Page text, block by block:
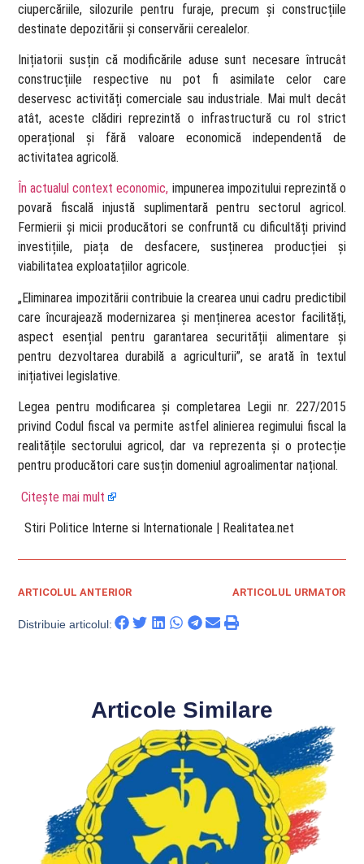
ciupercăriile, silozurile pentru furaje, precum și construcțiile
destinate depozitării și conservării cerealelor.
Inițiatorii susțin că modificările aduse sunt necesare întrucât
construcțiile respective nu pot fi asimilate celor care
deservesc activități comerciale sau industriale. Mai mult decât
atât, aceste clădiri reprezintă o infrastructură cu rol strict
operațional și fără valoare economică independentă de
activitatea agricolă.
În actualul context economic, impunerea impozitului reprezintă o
povară fiscală injustă suplimentară pentru sectorul agricol.
Fermierii și micii producători se confruntă cu dificultăți privind
investițiile, piața de desfacere, susținerea producției și
viabilitatea exploatațiilor agricole.
„Eliminarea impozitării contribuie la crearea unui cadru predictibil
care încurajează modernizarea și menținerea acestor facilități,
aspect esențial pentru garantarea securității alimentare și
pentru dezvoltarea durabilă a agriculturii”, se arată în textul
inițiativei legislative.
Legea pentru modificarea și completarea Legii nr. 227/2015
privind Codul fiscal va permite astfel alinierea regimului fiscal la
realitățile sectorului agricol, dar va reprezenta și o protecție
pentru producători care susțin domeniul agroalimentar național.
Citește mai mult
​ Stiri Politice Interne si Internationale | Realitatea.net
ARTICOLUL ANTERIOR ARTICOLUL URMATOR
Distribuie articolul:
Articole Similare